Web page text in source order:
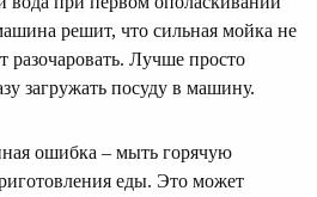
решит, что сильная мойка не
разочаровать. Лучше просто
загружать посуду в машину.
ошибка – мыть горячую
еды. Это может